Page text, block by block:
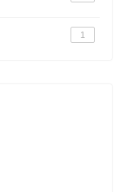
1
策講座
ッコい
フレー